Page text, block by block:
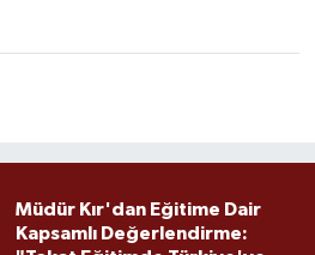
Müdür Kır'dan Eğitime Dair
Kapsamlı Değerlendirme: